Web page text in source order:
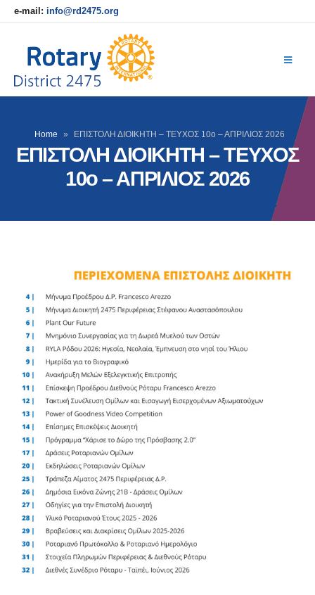
e-mail: info@rd2475.org
Home » ΕΠΙΣΤΟΛΗ ΔΙΟΙΚΗΤΗ – ΤΕΥΧΟΣ 10ο – ΑΠΡΙΛΙΟΣ 2026
ΕΠΙΣΤΟΛΗ ΔΙΟΙΚΗΤΗ – ΤΕΥΧΟΣ
10ο – ΑΠΡΙΛΙΟΣ 2026